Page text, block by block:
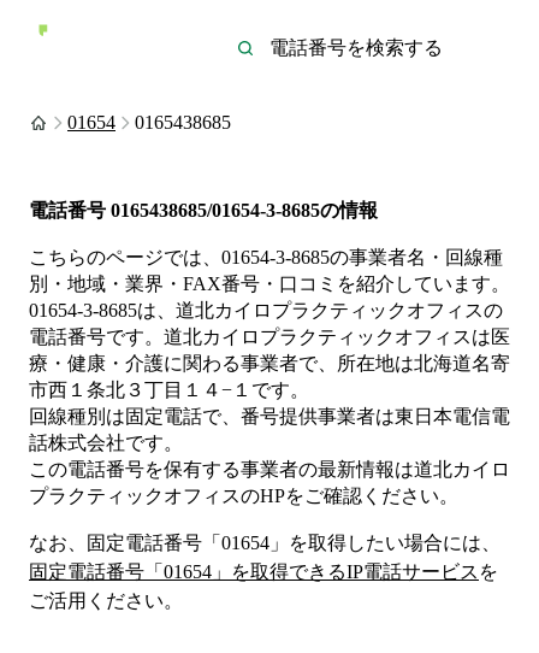
01654 0165438685
電話番号 0165438685/01654-3-8685の情報
こちらのページでは、 01654-3-8685の事業者名・回線種
別・地域・業界・FAX番号・口コミを紹介しています。
01654-3-8685は、 道北カイロプラクティックオフィスの
電話番号です。 道北カイロプラクティックオフィスは医
療・健康・介護に関わる事業者で、所在地は北海道名寄
市西１条北３丁目１４−１ です。
回線種別は固定電話で、番号提供事業者は東日本電信電
話株式会社です。
この電話番号を保有する事業者の最新情報は道北カイロ
プラクティックオフィスのHPをご確認ください。
なお、固定電話番号「 01654 」を取得したい場合には、
固定電話番号「 01654 」を取得できるIP電話サービス を
ご活用ください。